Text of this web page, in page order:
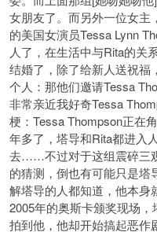
女朋友了。而另外一位女主
的美国女演员Tessa Lynn
人了，在生活中与Rita的
结婚了，除了给新人送祝福
个人：那他们邀请Tessa
非常亲近我好奇Tessa
梗：Tessa Thompson正在
年多了，塔导和Rita都进入
去……不过对于这组震碎三
的猜测，倒也有可能只是塔
解塔导的人都知道，他本身
2005年的奥斯卡颁奖现场
拍到他，他却开始搞起恶